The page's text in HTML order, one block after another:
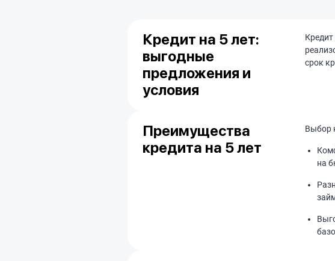
Кредит на 5 лет:
выгодные
предложения и
условия
срок
Преимущества
кредита на 5 лет
Выбор
на